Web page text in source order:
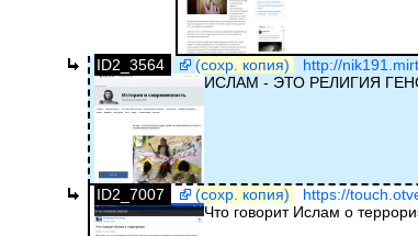
ID2_3564 (сохр. копия)
http://
ИСЛАМ - ЭТО РЕЛИГИЯ
ID2_7007 (сохр. копия)
https://
Что говорит Ислам о